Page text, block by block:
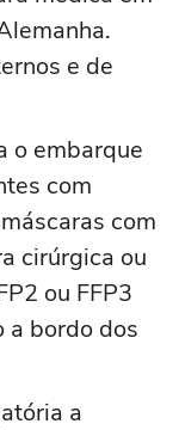
e de
o embarque
com
com
cirúrgica ou
ou FFP3
a bordo dos
a